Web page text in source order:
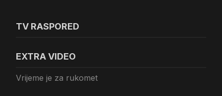
TV RASPORED
EXTRA VIDEO
Vrijeme je za rukomet